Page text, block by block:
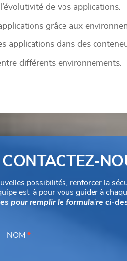
de vos applications.
grâce aux
applications dans des
différents environnements.
CONTACTEZ-
possibilités, renforcer la
est là pour vous guider à
pour remplir le formulaire ci-
NOM *